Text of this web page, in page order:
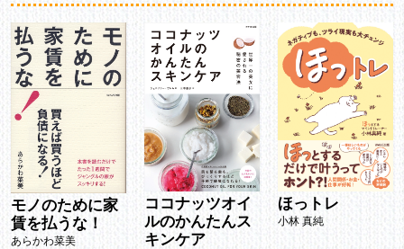
モノのために家
賃を払うな！
あらかわ菜美
ココナッツオイ
ルのかんたんス
キンケア
ほっトレ
小林 真純